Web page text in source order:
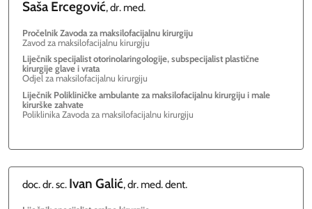
Saša Ercegović, dr. med.
Pročelnik Zavoda za maksilofacijalnu kirurgiju
Zavod za maksilofacijalnu kirurgiju
Liječnik specijalist otorinolaringologije, subspecijalist plastične
kirurgije glave i vrata
Odjel za maksilofacijalnu kirurgiju
Liječnik Polikliničke ambulante za maksilofacijalnu kirurgiju i male
kirurške zahvate
Poliklinika Zavoda za maksilofacijalnu kirurgiju
doc. dr. sc. Ivan Galić, dr. med. dent.